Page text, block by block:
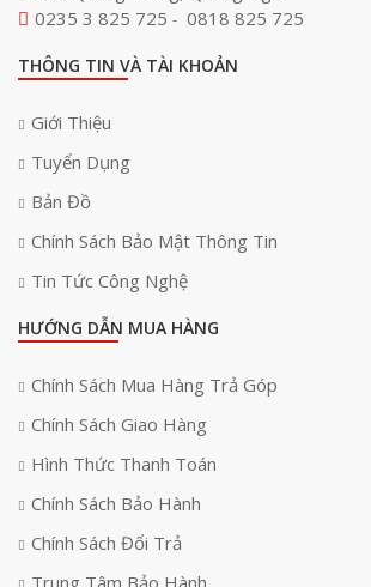
0235 3 825 725 - 0818 825 725
THÔNG TIN VÀ TÀI KHOẢN
Giới Thiệu
Tuyển Dụng
Bản Đồ
Chính Sách Bảo Mật Thông Tin
Tin Tức Công Nghệ
HƯỚNG DẪN MUA HÀNG
Chính Sách Mua Hàng Trả Góp
Chính Sách Giao Hàng
Hình Thức Thanh Toán
Chính Sách Bảo Hành
Chính Sách Đổi Trả
Trung Tâm Bảo Hành